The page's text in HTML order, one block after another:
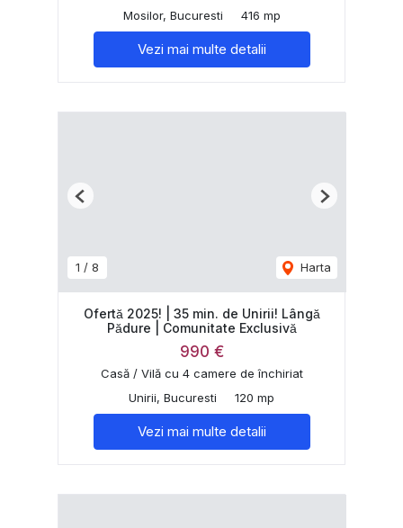
Mosilor, Bucuresti
416 mp
Vezi mai multe detalii
1 / 8 Harta
Previous Next
Ofertă 2025! | 35 min. de Unirii! Lângă
Pădure | Comunitate Exclusivă
990 €
Casă / Vilă cu 4 camere de închiriat
Unirii, Bucuresti
120 mp
Vezi mai multe detalii